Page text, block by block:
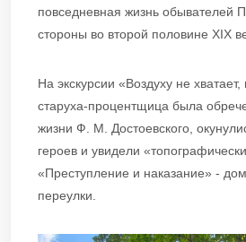
повседневная жизнь обывателей
стороны во второй половине XIX
На экскурсии «Воздуху не
старуха-процентщица была
жизни Ф. М. Достоевского,
героев и увидели
«Преступление и наказание» -
переулки.